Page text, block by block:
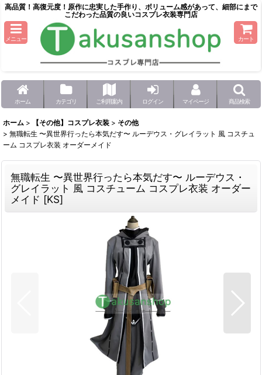
高品質！高復元度！原作に忠実した手作り、ボリューム感があって、細部にまで
こだわった品質の良いコスプレ衣装専門店
メニュー カート
ホーム カテゴリ ご利用案内 ログイン マイページ 商品検索
ホーム > 【その他】コスプレ衣装 > その他
> 無職転生 〜異世界行ったら本気だす〜 ルーデウス・グレイラット 風 コスチュ
ーム コスプレ衣装 オーダーメイド
無職転生 〜異世界行ったら本気だす〜 ルーデウス・
グレイラット 風 コスチューム コスプレ衣装 オーダー
メイド [KS]